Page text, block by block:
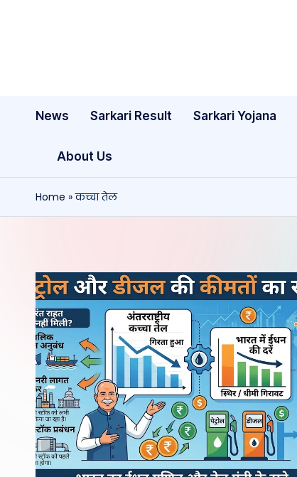
News Sarkari Result Sarkari Yojana
About Us
Home »कच्चा तेल